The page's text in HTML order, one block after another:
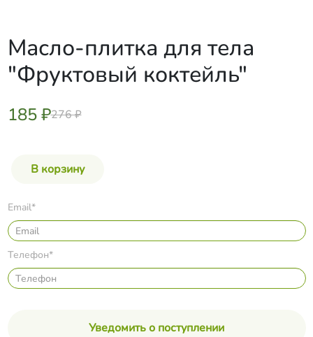
Масло-плитка для тела
"Фруктовый коктейль"
185 ₽276 ₽
Email*
Телефон*
Уведомить о поступлении